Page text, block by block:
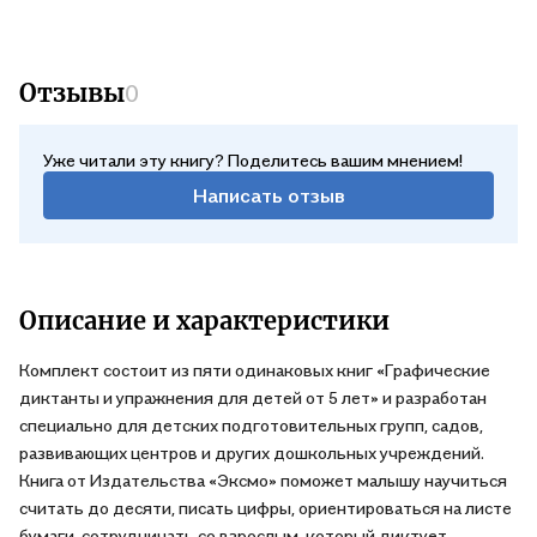
Отзывы0
Уже читали эту книгу? Поделитесь вашим мнением!
Написать отзыв
Описание и характеристики
Комплект состоит из пяти одинаковых книг «Графические
диктанты и упражнения для детей от 5 лет» и разработан
специально для детских подготовительных групп, садов,
развивающих центров и других дошкольных учреждений.
Книга от Издательства «Эксмо» поможет малышу научиться
считать до десяти, писать цифры, ориентироваться на листе